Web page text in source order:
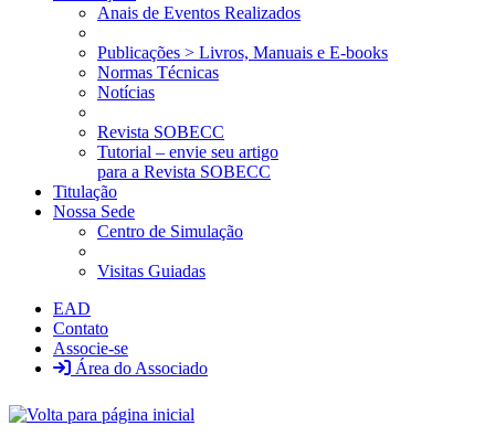
Anais de Eventos Realizados
Publicações > Livros, Manuais e E-books
Normas Técnicas
Notícias
Revista SOBECC
Tutorial – envie seu artigo
para a Revista SOBECC
Titulação
Nossa Sede
Centro de Simulação
Visitas Guiadas
EAD
Contato
Associe-se
Área do Associado